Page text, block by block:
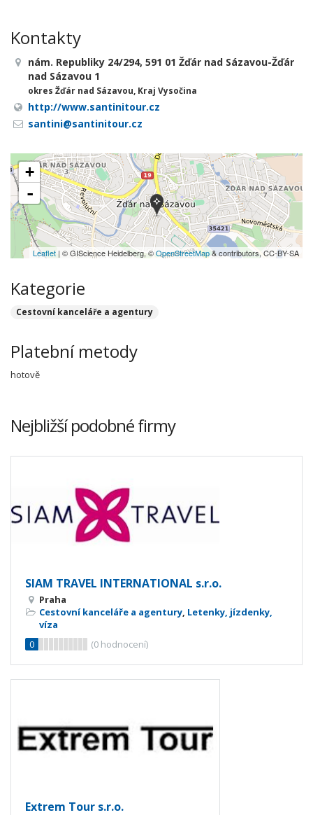
Kontakty
nám. Republiky 24/294, 591 01 Žďár nad Sázavou-Žďár
nad Sázavou 1
okres Žďár nad Sázavou, Kraj Vysočina
http://www.santinitour.cz
santini@santinitour.cz
+
-
Leaflet | © GIScience Heidelberg, ©OpenStreetMap& contributors, CC-BY-SA
Kategorie
Cestovní kanceláře a agentury
Platební metody
hotově
Nejbližší podobné firmy
SIAM TRAVEL INTERNATIONAL s.r.o.
Praha
Cestovní kanceláře a agentury, Letenky, jízdenky,
víza
0
(0 hodnocení)
Extrem Tour s.r.o.